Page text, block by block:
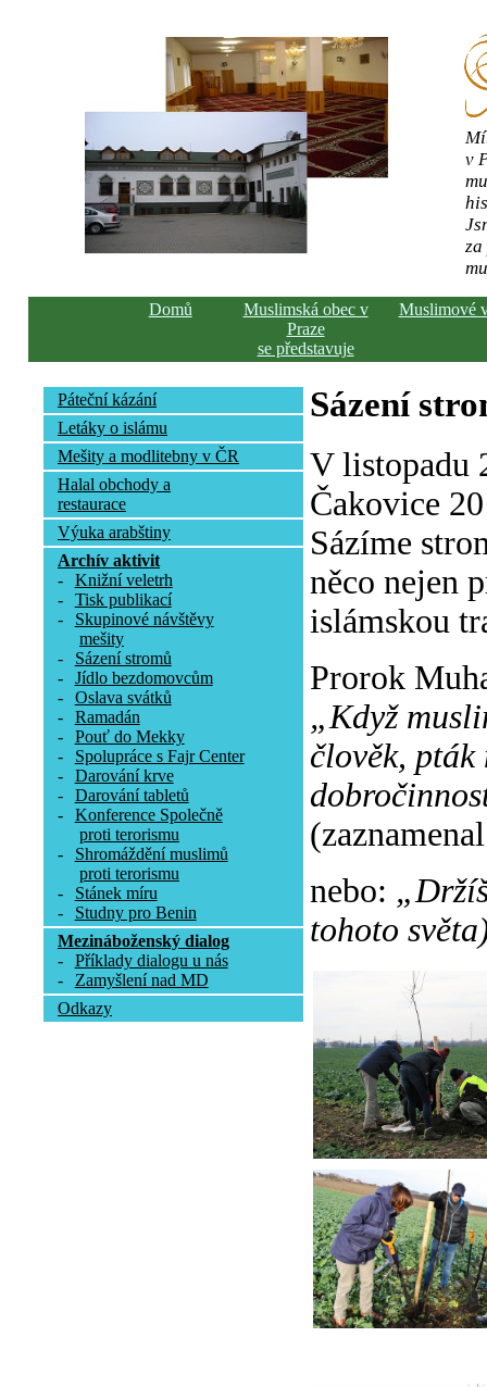
v
Domů
Muslimská obec v
Praze
se představuje
Muslimové
Páteční kázání
Letáky o islámu
Mešity a modlitebny v ČR
Halal obchody a
restaurace
Výuka arabštiny
Archív aktivit
-
Knižní veletrh
-
Tisk publikací
-
Skupinové návštěvy
mešity
-
Sázení stromů
-
Jídlo bezdomovcům
-
Oslava svátků
-
Ramadán
-
Pouť do Mekky
-
Spolupráce s Fajr Center
-
Darování krve
-
Darování tabletů
-
Konference Společně
proti terorismu
-
Shromáždění muslimů
proti terorismu
-
Stánek míru
-
Studny pro Benin
Mezináboženský dialog
-
Příklady dialogu u nás
-
Zamyšlení nad MD
Odkazy
Sázení
V listopadu
Čakovice
Sázíme
něco nejen
islámskou
Prorok
„Když
člověk,
nebo:
tohoto